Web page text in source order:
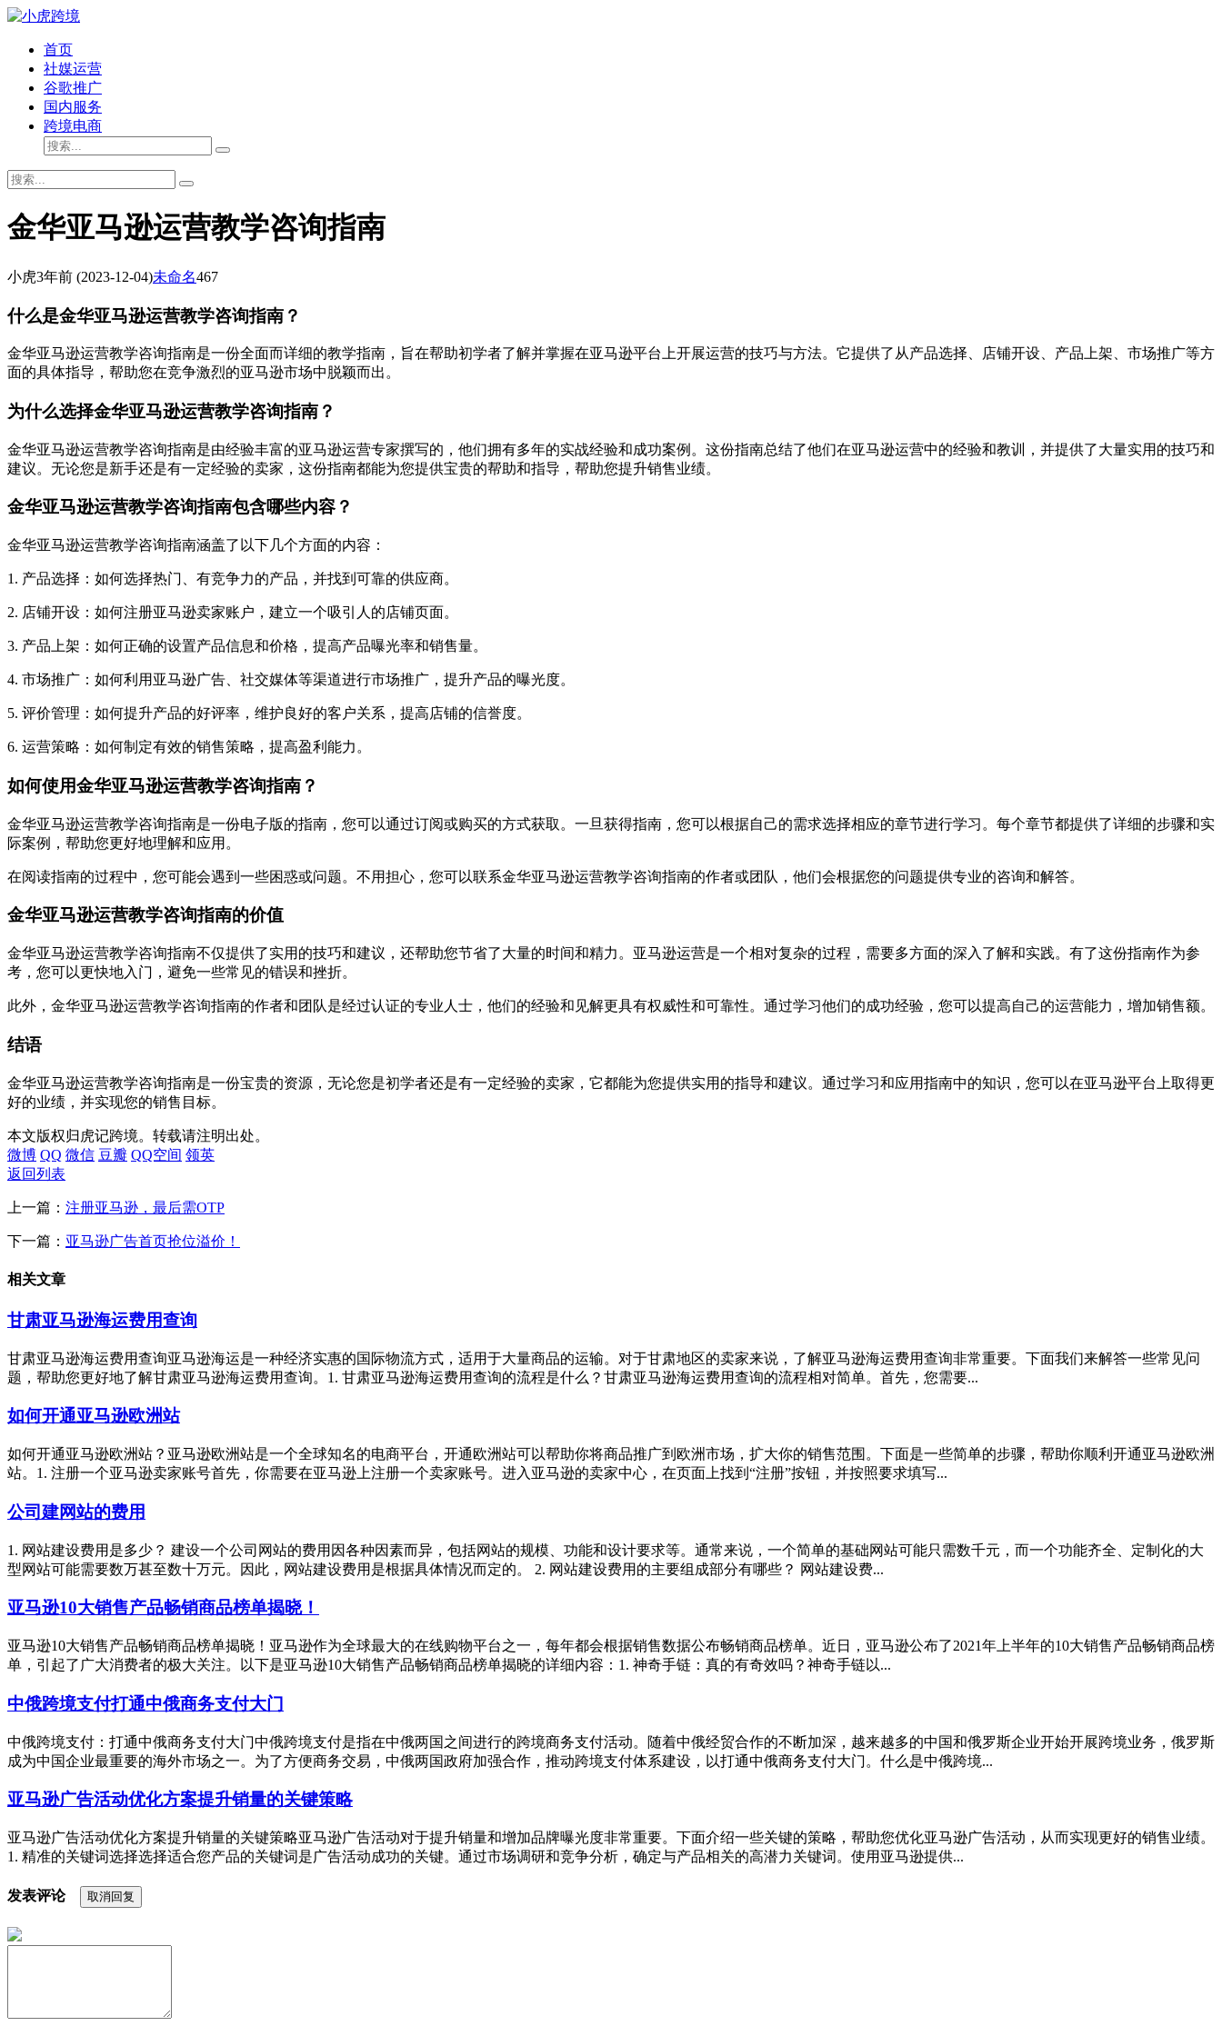
首页
社媒运营
谷歌推广
国内服务
跨境电商
金华亚马逊运营教学咨询指南
小虎3年前 (2023-12-04)未命名467
什么是金华亚马逊运营教学咨询指南？
金华亚马逊运营教学咨询指南是一份全面而详细的教学指南，旨在帮助初学者了解并掌握在亚马逊平台上开展运营的技巧与方法。它提供了从产品选择、店铺开设、产品上架、市场推广等方
面的具体指导，帮助您在竞争激烈的亚马逊市场中脱颖而出。
为什么选择金华亚马逊运营教学咨询指南？
金华亚马逊运营教学咨询指南是由经验丰富的亚马逊运营专家撰写的，他们拥有多年的实战经验和成功案例。这份指南总结了他们在亚马逊运营中的经验和教训，并提供了大量实用的技巧和
建议。无论您是新手还是有一定经验的卖家，这份指南都能为您提供宝贵的帮助和指导，帮助您提升销售业绩。
金华亚马逊运营教学咨询指南包含哪些内容？
金华亚马逊运营教学咨询指南涵盖了以下几个方面的内容：
1. 产品选择：如何选择热门、有竞争力的产品，并找到可靠的供应商。
2. 店铺开设：如何注册亚马逊卖家账户，建立一个吸引人的店铺页面。
3. 产品上架：如何正确的设置产品信息和价格，提高产品曝光率和销售量。
4. 市场推广：如何利用亚马逊广告、社交媒体等渠道进行市场推广，提升产品的曝光度。
5. 评价管理：如何提升产品的好评率，维护良好的客户关系，提高店铺的信誉度。
6. 运营策略：如何制定有效的销售策略，提高盈利能力。
如何使用金华亚马逊运营教学咨询指南？
金华亚马逊运营教学咨询指南是一份电子版的指南，您可以通过订阅或购买的方式获取。一旦获得指南，您可以根据自己的需求选择相应的章节进行学习。每个章节都提供了详细的步骤和实
际案例，帮助您更好地理解和应用。
在阅读指南的过程中，您可能会遇到一些困惑或问题。不用担心，您可以联系金华亚马逊运营教学咨询指南的作者或团队，他们会根据您的问题提供专业的咨询和解答。
金华亚马逊运营教学咨询指南的价值
金华亚马逊运营教学咨询指南不仅提供了实用的技巧和建议，还帮助您节省了大量的时间和精力。亚马逊运营是一个相对复杂的过程，需要多方面的深入了解和实践。有了这份指南作为参
考，您可以更快地入门，避免一些常见的错误和挫折。
此外，金华亚马逊运营教学咨询指南的作者和团队是经过认证的专业人士，他们的经验和见解更具有权威性和可靠性。通过学习他们的成功经验，您可以提高自己的运营能力，增加销售额。
结语
金华亚马逊运营教学咨询指南是一份宝贵的资源，无论您是初学者还是有一定经验的卖家，它都能为您提供实用的指导和建议。通过学习和应用指南中的知识，您可以在亚马逊平台上取得更
好的业绩，并实现您的销售目标。
本文版权归虎记跨境。转载请注明出处。
微博 QQ 微信 豆瓣 QQ空间 领英
返回列表
上一篇： 注册亚马逊，最后需OTP
下一篇： 亚马逊广告首页抢位溢价！
相关文章
甘肃亚马逊海运费用查询
甘肃亚马逊海运费用查询亚马逊海运是一种经济实惠的国际物流方式，适用于大量商品的运输。对于甘肃地区的卖家来说，了解亚马逊海运费用查询非常重要。下面我们来解答一些常见问
题，帮助您更好地了解甘肃亚马逊海运费用查询。1. 甘肃亚马逊海运费用查询的流程是什么？甘肃亚马逊海运费用查询的流程相对简单。首先，您需要...
如何开通亚马逊欧洲站
如何开通亚马逊欧洲站？亚马逊欧洲站是一个全球知名的电商平台，开通欧洲站可以帮助你将商品推广到欧洲市场，扩大你的销售范围。下面是一些简单的步骤，帮助你顺利开通亚马逊欧洲
站。1. 注册一个亚马逊卖家账号首先，你需要在亚马逊上注册一个卖家账号。进入亚马逊的卖家中心，在页面上找到“注册”按钮，并按照要求填写...
公司建网站的费用
1. 网站建设费用是多少？ 建设一个公司网站的费用因各种因素而异，包括网站的规模、功能和设计要求等。通常来说，一个简单的基础网站可能只需数千元，而一个功能齐全、定制化的大
型网站可能需要数万甚至数十万元。因此，网站建设费用是根据具体情况而定的。 2. 网站建设费用的主要组成部分有哪些？ 网站建设费...
亚马逊10大销售产品畅销商品榜单揭晓！
亚马逊10大销售产品畅销商品榜单揭晓！亚马逊作为全球最大的在线购物平台之一，每年都会根据销售数据公布畅销商品榜单。近日，亚马逊公布了2021年上半年的10大销售产品畅销商品榜
单，引起了广大消费者的极大关注。以下是亚马逊10大销售产品畅销商品榜单揭晓的详细内容：1. 神奇手链：真的有奇效吗？神奇手链以...
中俄跨境支付打通中俄商务支付大门
中俄跨境支付：打通中俄商务支付大门中俄跨境支付是指在中俄两国之间进行的跨境商务支付活动。随着中俄经贸合作的不断加深，越来越多的中国和俄罗斯企业开始开展跨境业务，俄罗斯
成为中国企业最重要的海外市场之一。为了方便商务交易，中俄两国政府加强合作，推动跨境支付体系建设，以打通中俄商务支付大门。什么是中俄跨境...
亚马逊广告活动优化方案提升销量的关键策略
亚马逊广告活动优化方案提升销量的关键策略亚马逊广告活动对于提升销量和增加品牌曝光度非常重要。下面介绍一些关键的策略，帮助您优化亚马逊广告活动，从而实现更好的销售业绩。
1. 精准的关键词选择选择适合您产品的关键词是广告活动成功的关键。通过市场调研和竞争分析，确定与产品相关的高潜力关键词。使用亚马逊提供...
发表评论 取消回复